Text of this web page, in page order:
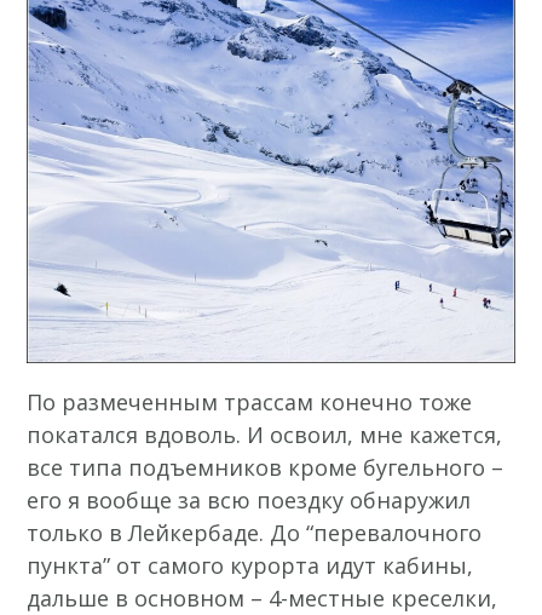
По размеченным трассам конечно тоже
покатался вдоволь. И освоил, мне кажется,
все типа подъемников кроме бугельного –
его я вообще за всю поездку обнаружил
только в Лейкербаде. До “перевалочного
пункта” от самого курорта идут кабины,
дальше в основном – 4-местные креселки,